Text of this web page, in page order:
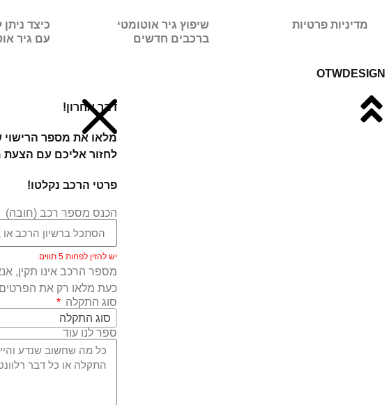
מדיניות פרטיות
שיפוץ גיר אוטומטי
ברכבים חדשים
כיצד
עם גיר
OTWDESIGN
דבר אחרון!
מלאו את מספר הרישוי
לחזור אליכם עם הצעת
פרטי הרכב נקלטו!
הכנס מספר רכב (חובה)
יש להזין לפחות 5 תווים.
מספר הרכב אינו תקין,
כעת מלאו רק את הפרטים
סוג התקלה
סוג התקלה
ספר לנו עוד